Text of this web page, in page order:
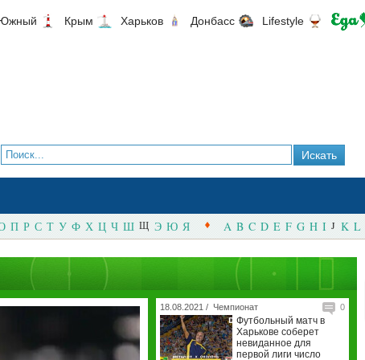
Крым Харьков Донбасс Lifestyle
П Р С Т У Ф Х Ц Ч Ш Щ Э Ю Я A B C D E F G H I J K L
18.08.2021 / Чемпионат 0
Футбольный матч в
Харькове соберет
невиданное для
первой лиги число